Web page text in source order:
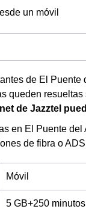
un móvil
de El
queden
de Jazztel
en El Puente
de fibra o
Móvil
5 GB+250 minutos